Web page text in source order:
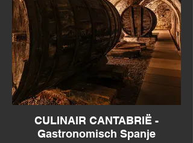
CULINAIR CANTABRIË -
Gastronomisch Spanje